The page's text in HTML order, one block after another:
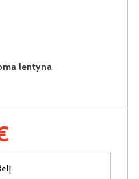
lentyna